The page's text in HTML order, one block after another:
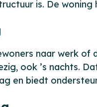
is. De
naar werk of
ook ’s nachts.
en biedt